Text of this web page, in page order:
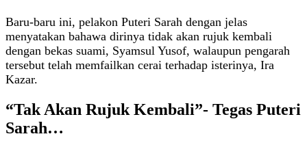
Baru-baru ini, pelakon Puteri Sarah dengan jelas
menyatakan bahawa dirinya tidak akan rujuk kembali
dengan bekas suami, Syamsul Yusof, walaupun pengarah
tersebut telah memfailkan cerai terhadap isterinya, Ira
Kazar.
“Tak Akan Rujuk Kembali”- Tegas Puteri
Sarah…